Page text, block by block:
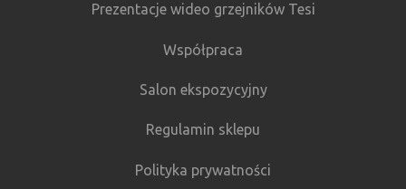
Prezentacje wideo grzejników Tesi
Współpraca
Salon ekspozycyjny
Regulamin sklepu
Polityka prywatności